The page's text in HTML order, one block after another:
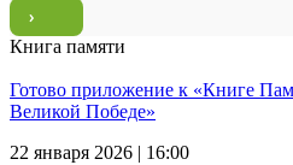
Книга памяти
Готово приложение к «Книге
Великой Победе»
22 января 2026 | 16:00